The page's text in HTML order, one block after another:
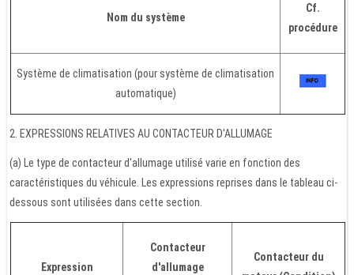
Nom du système
Cf.
procédure
Système de climatisation (pour système de climatisation
automatique)
2. EXPRESSIONS RELATIVES AU CONTACTEUR D'ALLUMAGE
(a) Le type de contacteur d'allumage utilisé varie en fonction des
caractéristiques du véhicule. Les expressions reprises dans le tableau ci-
dessous sont utilisées dans cette section.
Expression
Contacteur
d'allumage
Contacteur du